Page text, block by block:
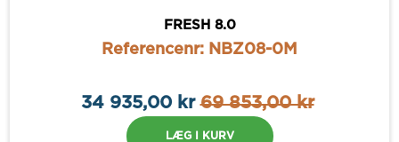
FRESH 8.0
Referencenr: NBZ08-0M
34 935,00 kr69 853,00 kr
LÆG I KURV